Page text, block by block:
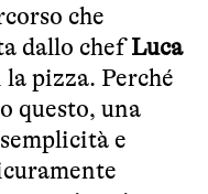
che
dallo chefLuca
pizza. Perché
questo, una
e